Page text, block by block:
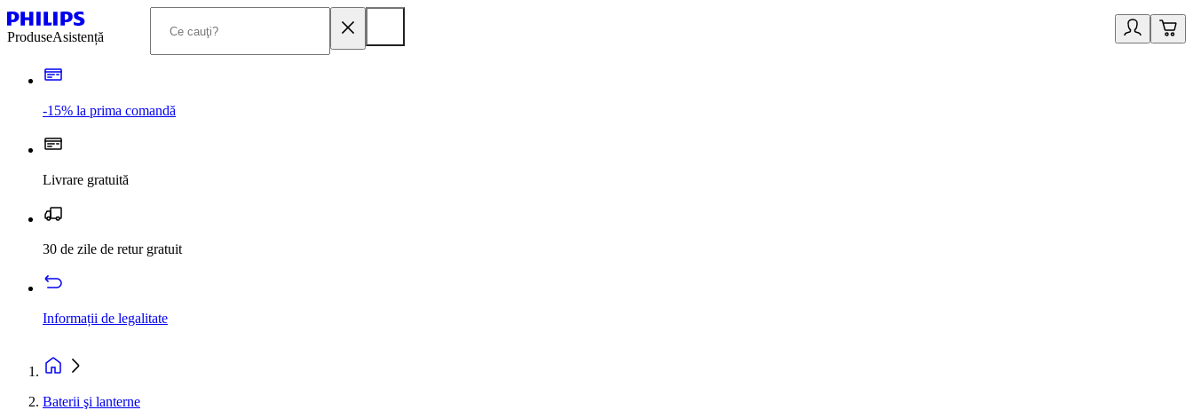
ProduseAsistență
-15% la prima comandă
Livrare gratuită
30 de zile de retur gratuit
Informații de legalitate
Baterii şi lanterne